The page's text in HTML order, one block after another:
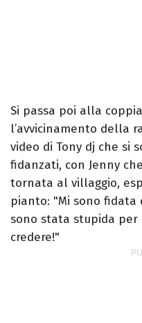
Si passa poi alla coppia
l’avvicinamento della
video di Tony dj che si
fidanzati, con Jenny
tornata al villaggio,
pianto: "Mi sono fidata
sono stata stupida per
credere!"